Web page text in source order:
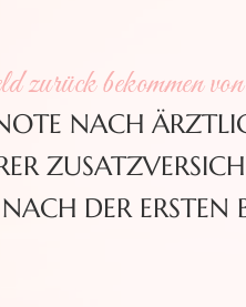
zurück bekommen
NACH
NACH DER ERSTEN